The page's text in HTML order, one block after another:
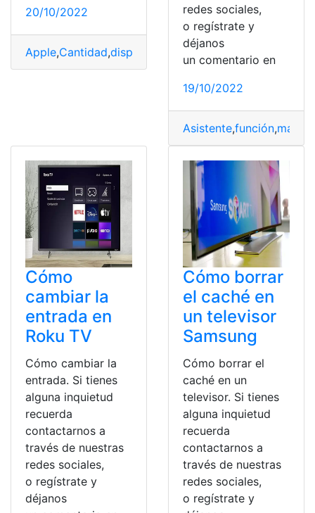
20/10/2022
Apple,Cantidad,dispositivo plataforma
redes sociales,
o regístrate y
déjanos
un comentario en
19/10/2022
Asistente,función,marca
Cómo
cambiar la
entrada en
Roku TV
Cómo cambiar la
entrada. Si tienes
alguna inquietud
recuerda
contactarnos a
través de nuestras
redes sociales,
o regístrate y
déjanos
Cómo borrar
el caché en
un televisor
Samsung
Cómo borrar el
caché en un
televisor. Si tienes
alguna inquietud
recuerda
contactarnos a
través de nuestras
redes sociales,
o regístrate y